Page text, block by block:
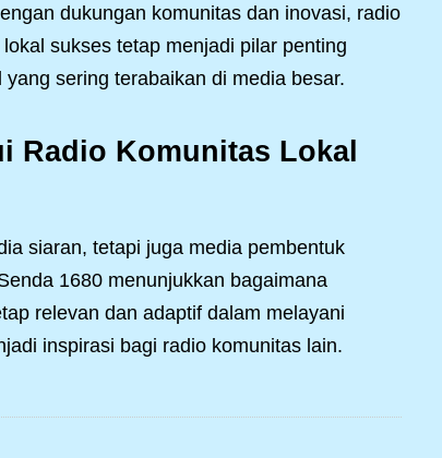
dukungan komunitas dan inovasi, radio
sukses tetap menjadi pilar penting
sering terabaikan di media besar.
Radio Komunitas Lokal
siaran, tetapi juga media pembentuk
1680 menunjukkan bagaimana
relevan dan adaptif dalam melayani
inspirasi bagi radio komunitas lain.